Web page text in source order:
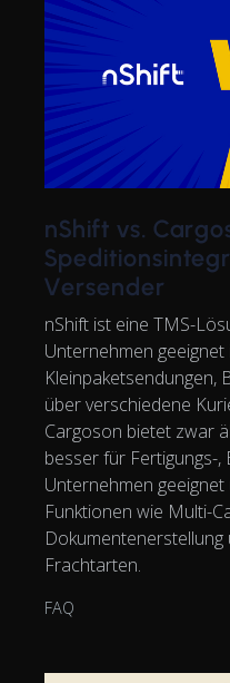
nShift vs.
Versender
nShift ist eine TMS-
Unternehmen
Kleinpaketsendungen,
über verschiedene
Cargoson bietet zwar
besser für Fertigungs-,
Unternehmen
Funktionen wie Multi-
Frachtarten.
FAQ